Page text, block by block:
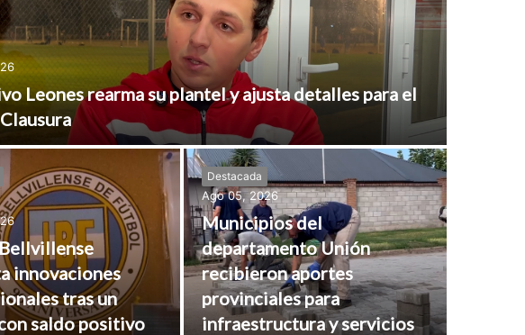
Leones rearma su plantel y ajusta detalles para el
innovaciones
tras un
saldo positivo
Destacada
Ago 05, 2026
Municipios del
departamento Unión
recibieron aportes
provinciales para
infraestructura y servicios